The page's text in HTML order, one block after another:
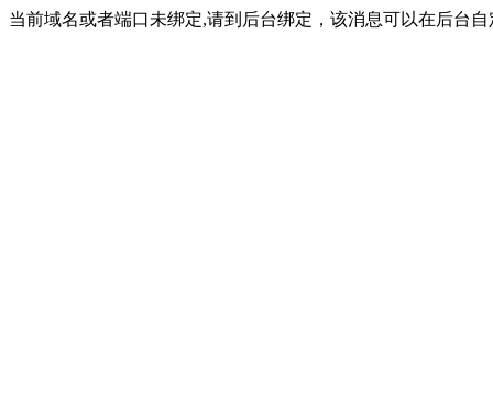
当前域名或者端口未绑定,请到后台绑定，该消息可以在后台自